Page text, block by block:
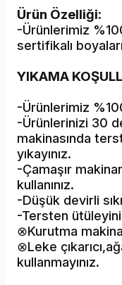
Ürün Özelliği:
-Ürünlerimiz
sertifikalı
YIKAMA
-Ürünlerimiz
-Ürünlerinizi 30
makinasında
yıkayınız.
-Çamaşır
kullanınız.
-Düşük devirli
-Tersten
⊗Kurutma
⊗Leke
kullanmayınız.